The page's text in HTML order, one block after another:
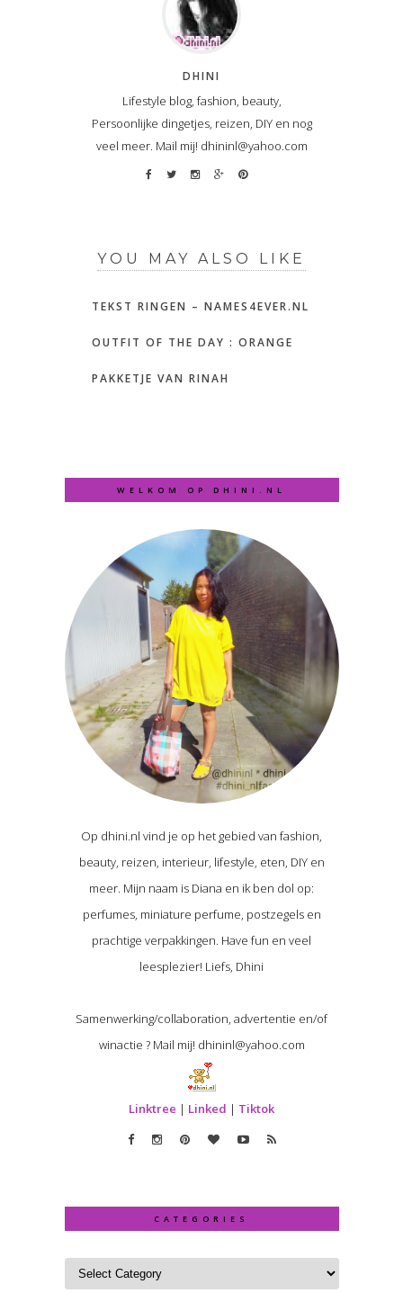
DHINI
Lifestyle blog, fashion, beauty,
Persoonlijke dingetjes, reizen, DIY en nog
veel meer. Mail mij! dhininl@yahoo.com
YOU MAY ALSO LIKE
TEKST RINGEN – NAMES4EVER.NL
OUTFIT OF THE DAY : ORANGE
PAKKETJE VAN RINAH
WELKOM OP DHINI.NL
Op dhini.nl vind je op het gebied van fashion,
beauty, reizen, interieur, lifestyle, eten, DIY en
meer. Mijn naam is Diana en ik ben dol op:
perfumes, miniature perfume, postzegels en
prachtige verpakkingen. Have fun en veel
leesplezier! Liefs, Dhini
Samenwerking/collaboration, advertentie en/of
winactie ? Mail mij! dhininl@yahoo.com
Linktree | Linked | Tiktok
CATEGORIES